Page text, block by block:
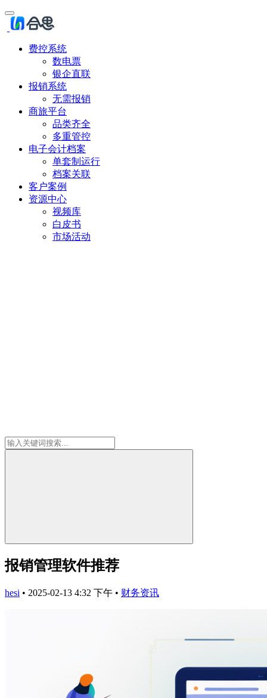
费控系统
数电票
银企直联
报销系统
无需报销
商旅平台
品类齐全
多重管控
电子会计档案
单套制运行
档案关联
客户案例
资源中心
视频库
白皮书
市场活动
报销管理软件推荐
hesi • 2025-02-13 4:32 下午 • 财务资讯